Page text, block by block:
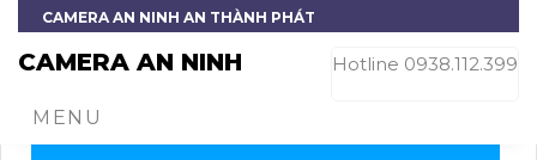
CAMERA AN NINH AN THÀNH PHÁT
CAMERA AN NINH Hotline 0938.112.399
MENU